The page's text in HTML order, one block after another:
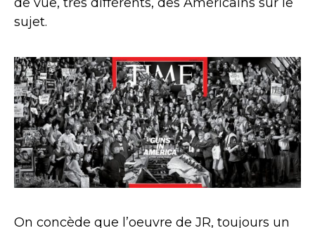
sujet.
On concède que l’oeuvre de JR, toujours un